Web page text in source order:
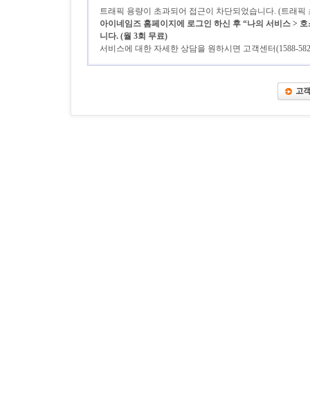
트래픽 용량이 초과되어 접근이 차단되었습니다. (트래픽
아이네임즈 홈페이지에 로그인 하신 후 “나의 서비스 >
니다. (월 3회 무료)
서비스에 대한 자세한 상담을 원하시면 고객센터(1588-